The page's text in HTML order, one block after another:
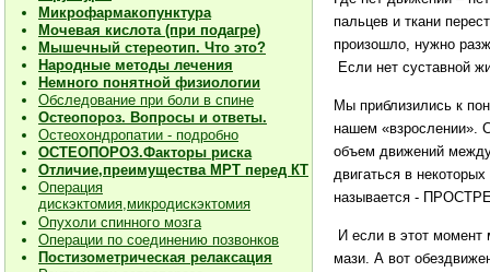
Микрофармакопунктура
Мочевая кислота (при подагре)
Мышечный стереотип. Что это?
Народные методы лечения
Немного понятной физиологии
Обследование при боли в спине
Остеопороз. Вопросы и ответы.
Остеохондропатии - подробно
ОСТЕОПОРОЗ.Факторы риска
Отличие,преимущества МРТ перед КТ
Операция
дискэктомия,микродискэктомия
Опухоли спинного мозга
Операции по соединению позвонков
Постизометрическая релаксация
пальцев и ткани
произошло, нужно
Если нет суставной
Мы приблизились к
нашем «взрослении».
объем движений между
двигаться в
называется -
И если в этот момент
мази. А вот